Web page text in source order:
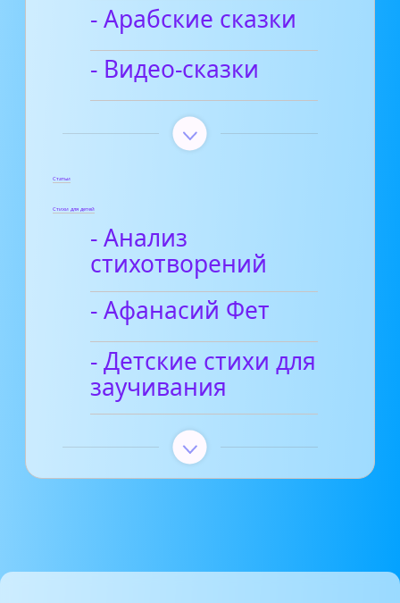
- Арабские сказки
- Видео-сказки
Статьи
Стихи для детей
- Анализ
стихотворений
- Афанасий Фет
- Детские стихи для
заучивания